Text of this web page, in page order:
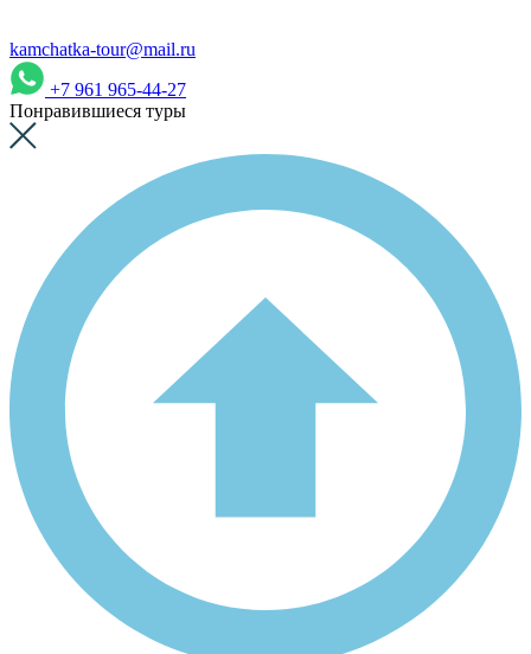
kamchatka-tour@mail.ru
+7 961 965-44-27
Понравившиеся туры